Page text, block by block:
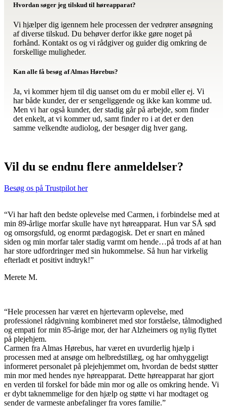
Hvordan søger jeg tilskud til høreapparat?
Vi hjælper dig igennem hele processen der vedrører ansøgning
af diverse tilskud. Du behøver derfor ikke gøre noget på
forhånd. Kontakt os og vi rådgiver og guider dig omkring de
forskellige muligheder.
Kan alle få besøg af Almas Hørebus?
Ja, vi kommer hjem til dig uanset om du er mobil eller ej. Vi
har både kunder, der er sengeliggende og ikke kan komme ud.
Men vi har også kunder, der stadig går på arbejde, som finder
det enkelt, at vi kommer ud, samt finder ro i at det er den
samme velkendte audiolog, der besøger dig hver gang.
Vil du se endnu flere anmeldelser?
Besøg os på Trustpilot her
“Vi har haft den bedste oplevelse med Carmen, i forbindelse med at
min 89-årlige morfar skulle have nyt høreapparat. Hun var SÅ sød
og omsorgsfuld, og enormt pædagogisk. Det er snart en måned
siden og min morfar taler stadig varmt om hende…på trods af at han
har store udfordringer med sin hukommelse. Så hun har virkelig
efterladt et positivt indtryk!”
Merete M.
“Hele processen har været en hjertevarm oplevelse, med
professionel rådgivning kombineret med stor forståelse, tålmodighed
og empati for min 85-årige mor, der har Alzheimers og nylig flyttet
på plejehjem.
Carmen fra Almas Hørebus, har været en uvurderlig hjælp i
processen med at ansøge om helbredstillæg, og har omhyggeligt
informeret personalet på plejehjemmet om, hvordan de bedst støtter
min mor med hendes nye høreapparat. Dette høreapparat har gjort
en verden til forskel for både min mor og alle os omkring hende. Vi
er dybt taknemmelige for den hjælp og støtte vi har modtaget og
sender de varmeste anbefalinger fra vores familie.”